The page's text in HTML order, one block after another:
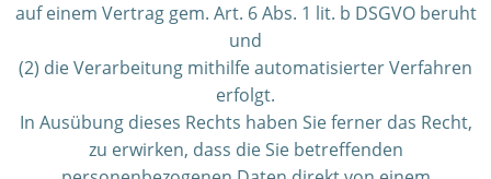
auf einem Vertrag gem. Art. 6 Abs. 1 lit. b DSGVO beruht
und
(2) die Verarbeitung mithilfe automatisierter Verfahren
erfolgt.
In Ausübung dieses Rechts haben Sie ferner das Recht,
zu erwirken, dass die Sie betreffenden